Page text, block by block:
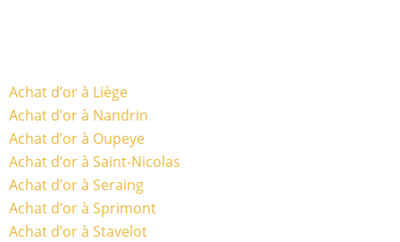
Achat d’or à Liège
Achat d’or à Nandrin
Achat d’or à Oupeye
Achat d’or à Saint-Nicolas
Achat d’or à Seraing
Achat d’or à Sprimont
Achat d’or à Stavelot